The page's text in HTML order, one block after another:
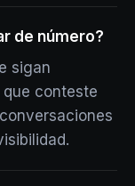
de número?
sigan
conteste